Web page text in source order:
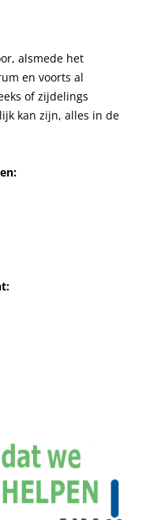
alsmede het
en voorts al
of zijdelings
kan zijn, alles in de